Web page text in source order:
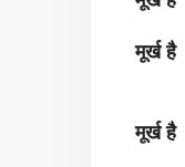
मूर्ख है
मूर्ख है